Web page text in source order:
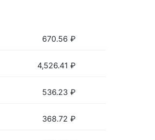
670.56 ₽
4,526.41 ₽
536.23 ₽
368.72 ₽